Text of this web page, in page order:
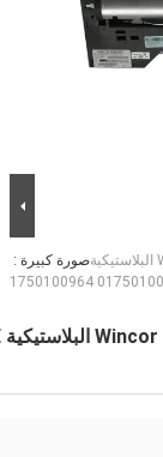
صورة كبيرة :أجزاء أجهزة الصراف الآلي Wincor البلاستيكية